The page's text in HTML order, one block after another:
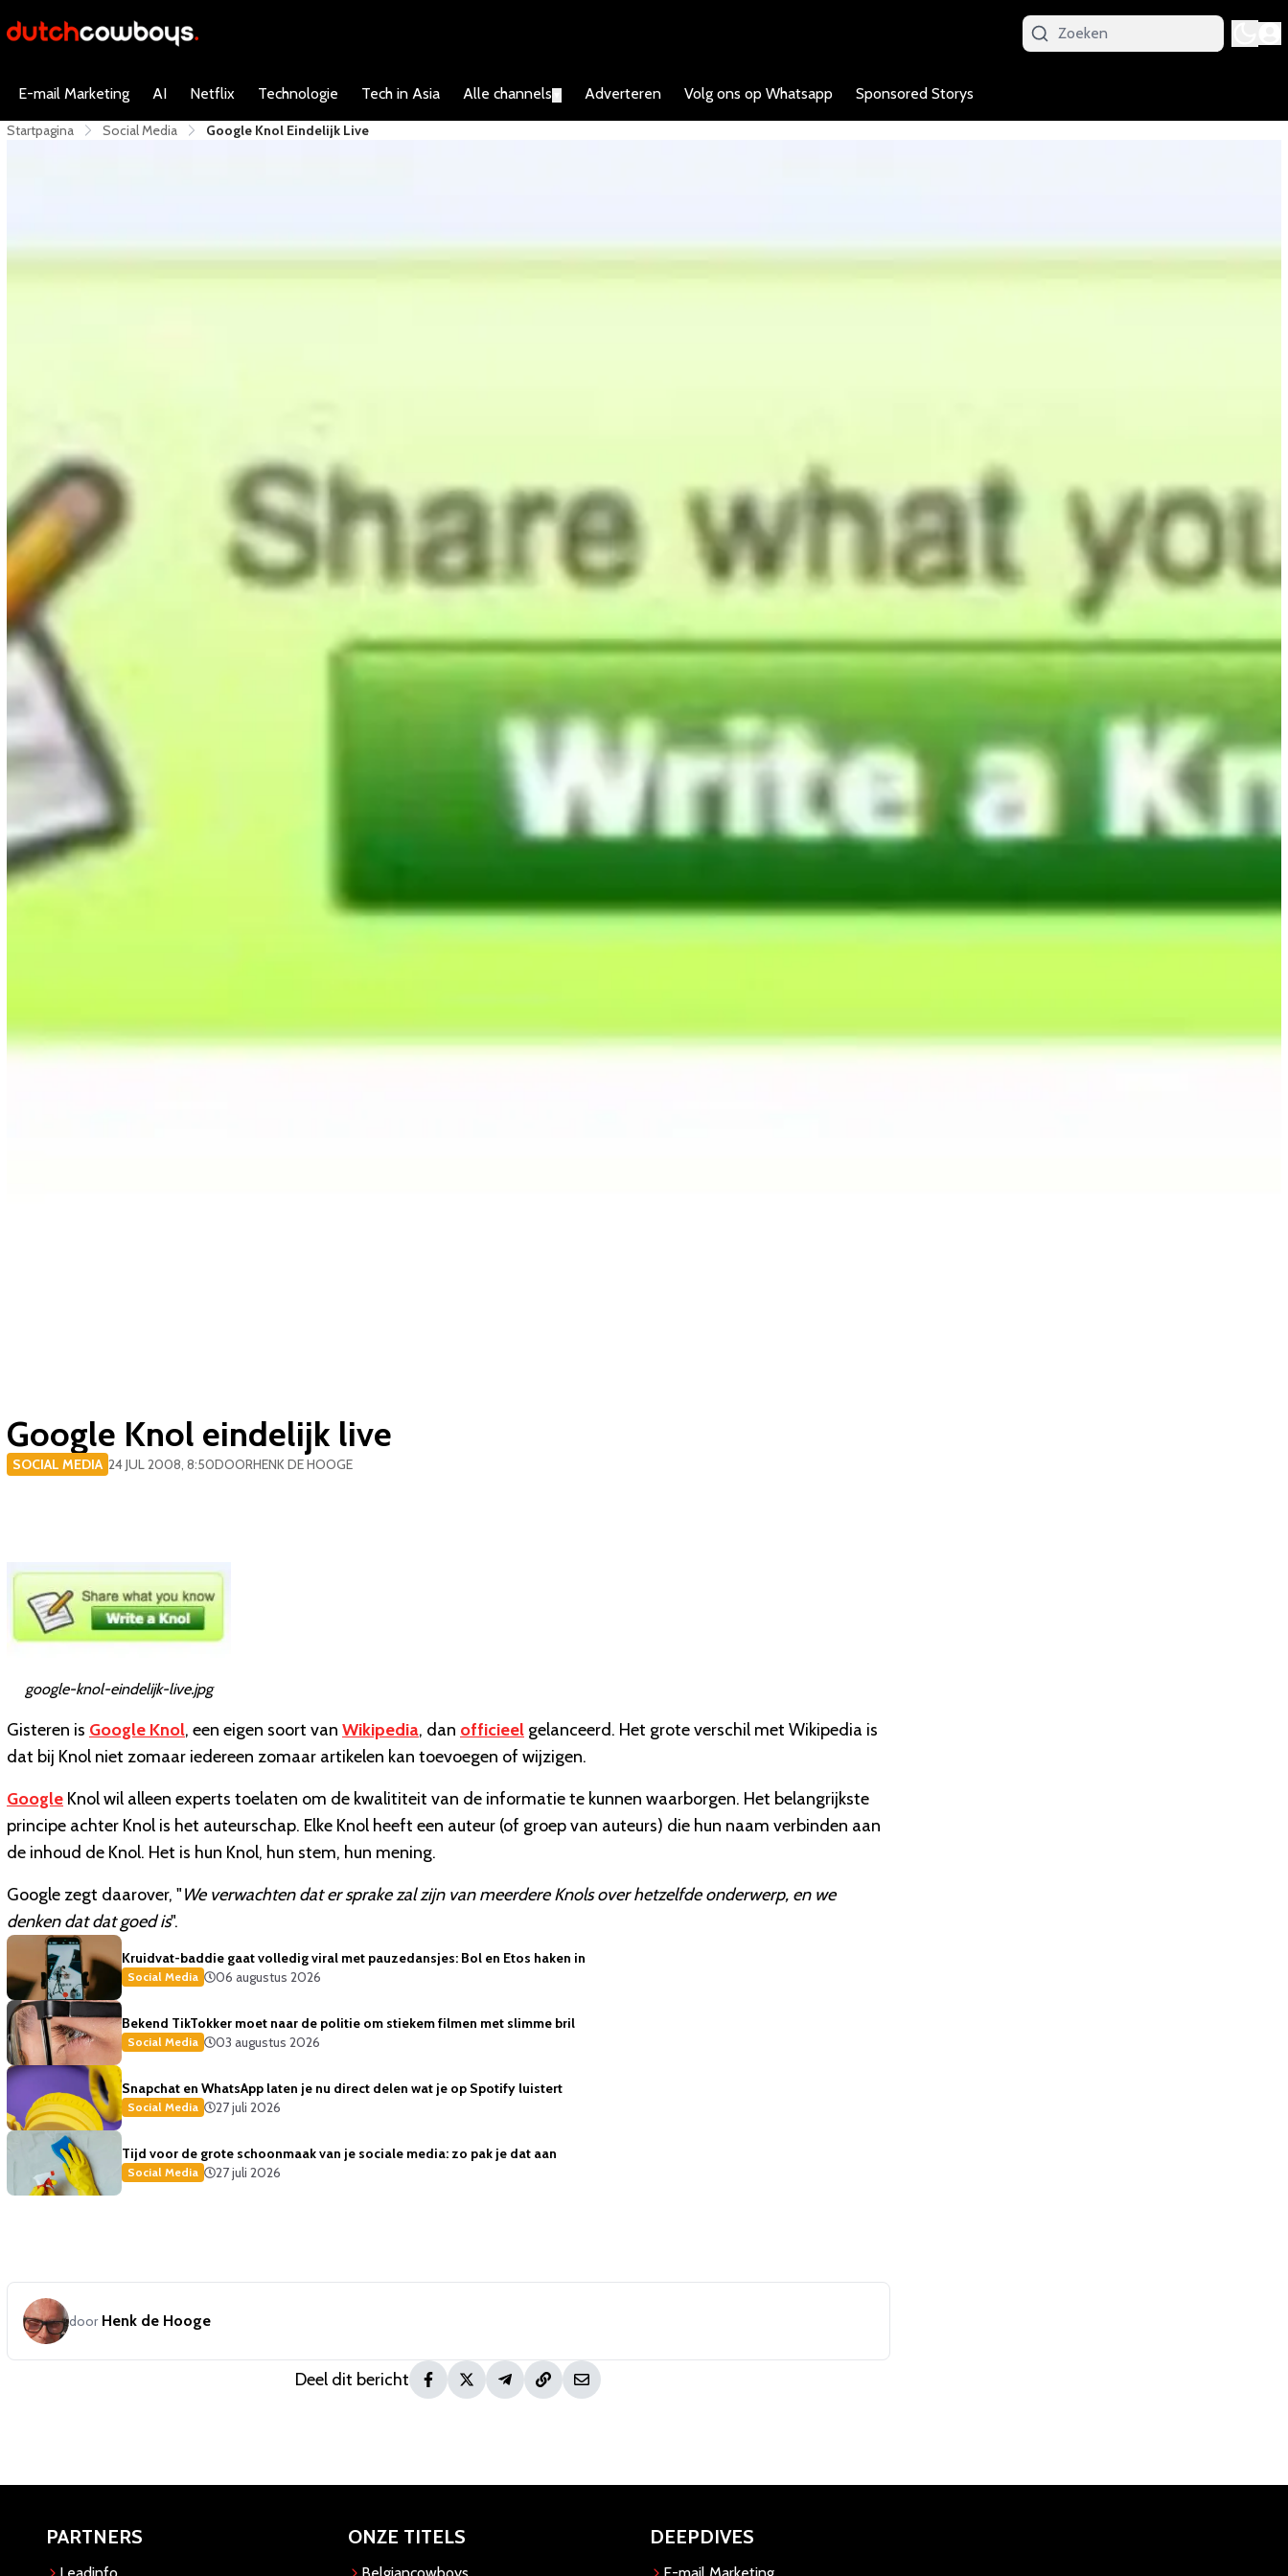
E-mail Marketing AI Netflix Technologie Tech in Asia Alle channels Adverteren Volg ons op Whatsapp Sponsored Storys
Startpagina Social Media Google Knol Eindelijk Live
Google Knol eindelijk live
SOCIAL MEDIA 24 JUL 2008, 8:50DOORHENK DE HOOGE
google-knol-eindelijk-live.jpg
Gisteren is Google Knol, een eigen soort van Wikipedia, dan officieel gelanceerd. Het grote verschil met Wikipedia is
dat bij Knol niet zomaar iedereen zomaar artikelen kan toevoegen of wijzigen.
Google Knol wil alleen experts toelaten om de kwalititeit van de informatie te kunnen waarborgen. Het belangrijkste
principe achter Knol is het auteurschap. Elke Knol heeft een auteur (of groep van auteurs) die hun naam verbinden aan
de inhoud de Knol. Het is hun Knol, hun stem, hun mening.
Google zegt daarover, "We verwachten dat er sprake zal zijn van meerdere Knols over hetzelfde onderwerp, en we
denken dat dat goed is".
Kruidvat-baddie gaat volledig viral met pauzedansjes: Bol en Etos haken in
Social Media 06 augustus 2026
Bekend TikTokker moet naar de politie om stiekem filmen met slimme bril
Social Media 03 augustus 2026
Snapchat en WhatsApp laten je nu direct delen wat je op Spotify luistert
Social Media 27 juli 2026
Tijd voor de grote schoonmaak van je sociale media: zo pak je dat aan
Social Media 27 juli 2026
door Henk de Hooge
Deel dit bericht
PARTNERS ONZE TITELS DEEPDIVES